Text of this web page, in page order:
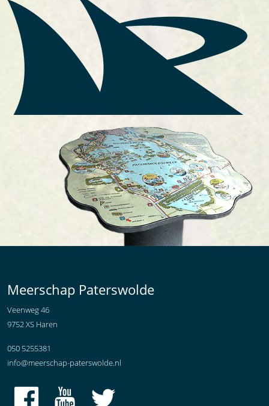
Meerschap Paterswolde
Veenweg 46
9752 XS Haren
050 5255381
info@meerschap-paterswolde.nl